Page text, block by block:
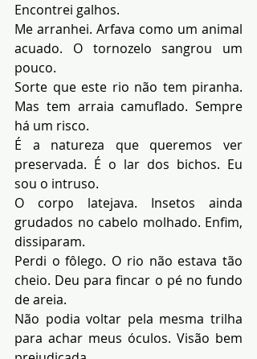
Encontrei galhos.
Me arranhei. Arfava como um animal
acuado. O tornozelo sangrou um
pouco.
Sorte que este rio não tem piranha.
Mas tem arraia camuflado. Sempre
há um risco.
É a natureza que queremos ver
preservada. É o lar dos bichos. Eu
sou o intruso.
O corpo latejava. Insetos ainda
grudados no cabelo molhado. Enfim,
dissiparam.
Perdi o fôlego. O rio não estava tão
cheio. Deu para fincar o pé no fundo
de areia.
Não podia voltar pela mesma trilha
para achar meus óculos. Visão bem